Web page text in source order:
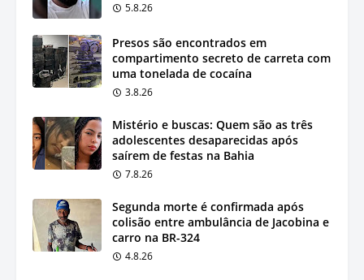
5.8.26
Presos são encontrados em
compartimento secreto de carreta com
uma tonelada de cocaína
3.8.26
Mistério e buscas: Quem são as três
adolescentes desaparecidas após
saírem de festas na Bahia
7.8.26
Segunda morte é confirmada após
colisão entre ambulância de Jacobina e
carro na BR-324
4.8.26